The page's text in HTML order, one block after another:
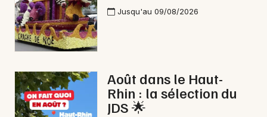
Mon email
Je m'abonne
Jusqu'au 09/08/2026
Août dans le Haut-
Rhin : la sélection du
JDS 🌟